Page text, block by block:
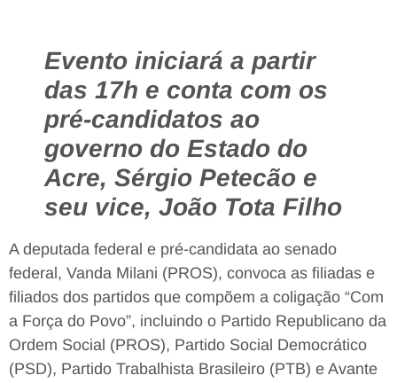
Evento iniciará a partir
das 17h e conta com os
pré-candidatos ao
governo do Estado do
Acre, Sérgio Petecão e
seu vice, João Tota Filho
A deputada federal e pré-candidata ao senado
federal, Vanda Milani (PROS), convoca as filiadas e
filiados dos partidos que compõem a coligação “Com
a Força do Povo”, incluindo o Partido Republicano da
Ordem Social (PROS), Partido Social Democrático
(PSD), Partido Trabalhista Brasileiro (PTB) e Avante